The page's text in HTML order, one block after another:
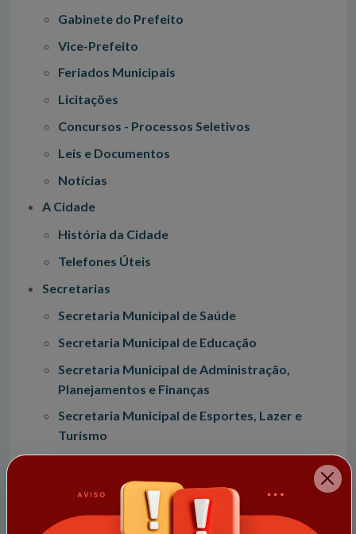
Gabinete do Prefeito
Vice-Prefeito
Feriados Municipais
Licitações
Concursos - Processos Seletivos
Leis e Documentos
Notícias
A Cidade
História da Cidade
Telefones Úteis
Secretarias
Secretaria Municipal de Saúde
Secretaria Municipal de Educação
Secretaria Municipal de Administração,
Planejamentos e Finanças
Secretaria Municipal de Esportes, Lazer e
Turismo
Transparência
Contas Públicas